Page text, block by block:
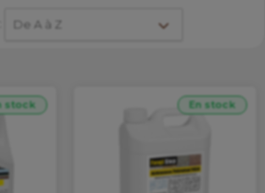
De A à Z
stock En stock